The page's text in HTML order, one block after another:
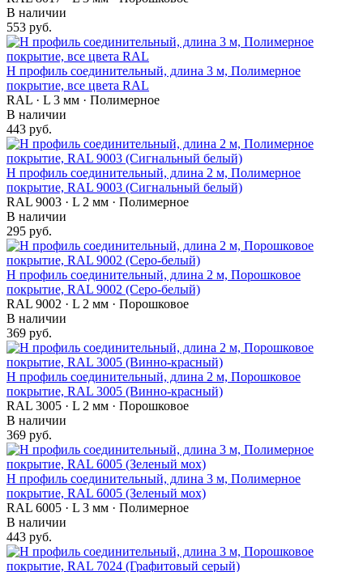
В наличии
553 руб.
Н профиль соединительный, длина 3 м, Полимерное
покрытие, все цвета RAL
RAL · L 3 мм · Полимерное
В наличии
443 руб.
Н профиль соединительный, длина 2 м, Полимерное
покрытие, RAL 9003 (Сигнальный белый)
RAL 9003 · L 2 мм · Полимерное
В наличии
295 руб.
Н профиль соединительный, длина 2 м, Порошковое
покрытие, RAL 9002 (Серо-белый)
RAL 9002 · L 2 мм · Порошковое
В наличии
369 руб.
Н профиль соединительный, длина 2 м, Порошковое
покрытие, RAL 3005 (Винно-красный)
RAL 3005 · L 2 мм · Порошковое
В наличии
369 руб.
Н профиль соединительный, длина 3 м, Полимерное
покрытие, RAL 6005 (Зеленый мох)
RAL 6005 · L 3 мм · Полимерное
В наличии
443 руб.